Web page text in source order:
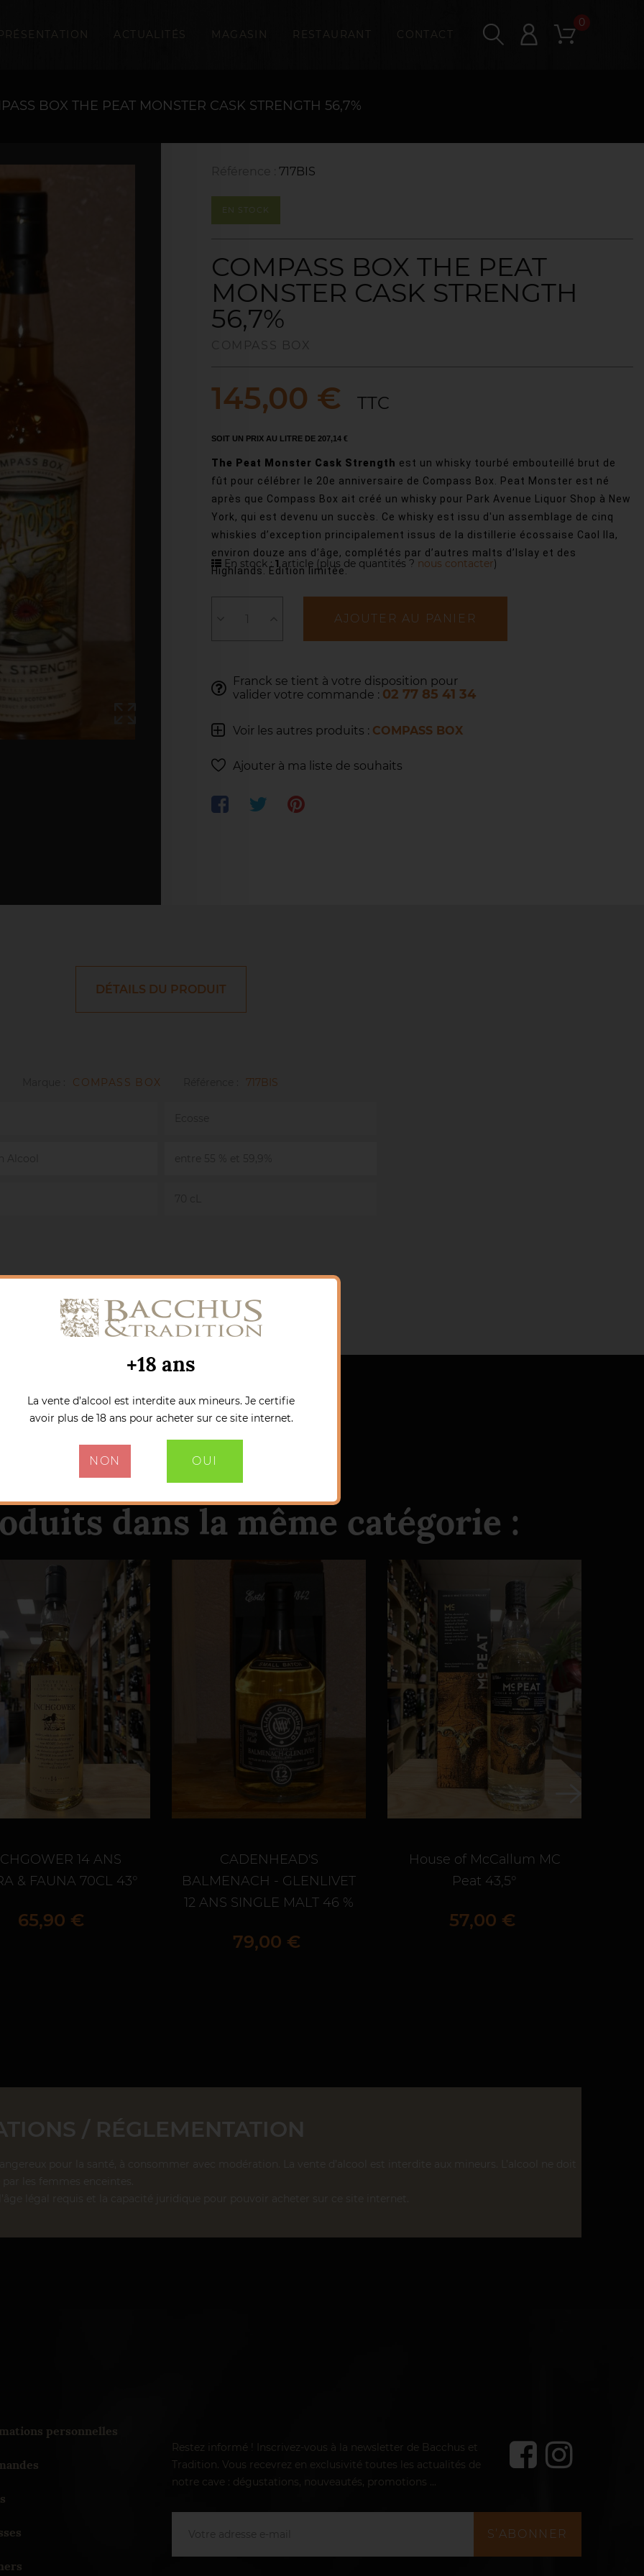
ACTUALITÉS MAGASIN RESTAURANT CONTACT
0
BOX THE PEAT MONSTER CASK STRENGTH 56,7%
Référence : 717BIS
EN STOCK
COMPASS BOX THE PEAT
MONSTER CASK STRENGTH
56,7%
COMPASS BOX
145,00 € TTC
SOIT UN PRIX AU LITRE DE 207,14 €
The Peat Monster Cask Strength est un whisky tourbé embouteillé brut de
fût pour célébrer le 20e anniversaire de Compass Box. Peat Monster est né
après que Compass Box ait créé un whisky pour Park Avenue Liquor Shop à New
York, qui est devenu un succès. Ce whisky est issu d'un assemblage de cinq
whiskies d’exception principalement issus de la distillerie écossaise Caol Ila,
environ douze ans d’âge, complétés par d’autres malts d’Islay et des
Highlands. Edition limitée.
En stock : 1 article (plus de quantités ? nous contacter)
AJOUTER AU PANIER
Franck se tient à votre disposition pour
valider votre commande : 02 77 85 41 34
Voir les autres produits : COMPASS BOX
Ajouter à ma liste de souhaits
DÉTAILS DU PRODUIT
COMPASS BOX 717BIS
dans la même catégorie :
14 ANS
& FAUNA 70CL 43°
Prix
65,90 €
CADENHEAD'S
BALMENACH - GLENLIVET
12 ANS SINGLE MALT 46 %
Prix
79,00 €
House of McCallum MC
Peat 43,5°
Prix
57,00 €
/ RÉGLEMENTATION
+18 ans
La vente d’alcool est interdite aux mineurs. Je certifie
avoir plus de 18 ans pour acheter sur ce site internet.
NON OUI
personnelles
Restez informé ! Inscrivez-vous à la newsletter de Bacchus et
Tradition. Vous recevrez en exclusivité toutes les actualités de
notre cave : dégustations, nouveautés, promotions ...